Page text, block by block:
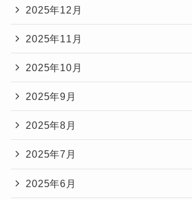
2025年12月
2025年11月
2025年10月
2025年9月
2025年8月
2025年7月
2025年6月